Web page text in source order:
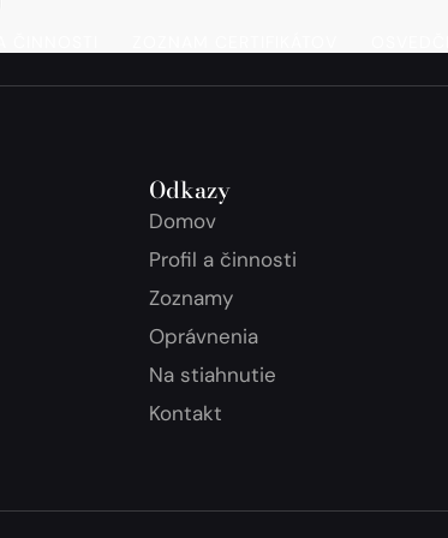
Odkazy
Domov
Profil a činnosti
Zoznamy
Oprávnenia
Na stiahnutie
Kontakt